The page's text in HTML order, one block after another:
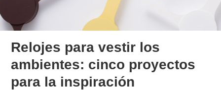
Relojes para vestir los
ambientes: cinco proyectos
para la inspiración